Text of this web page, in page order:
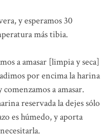
y esperamos 30
más tibia.
a amasar [limpia y seca]
por encima la harina
a amasar.
reservada la dejes sólo
es húmedo, y aporta